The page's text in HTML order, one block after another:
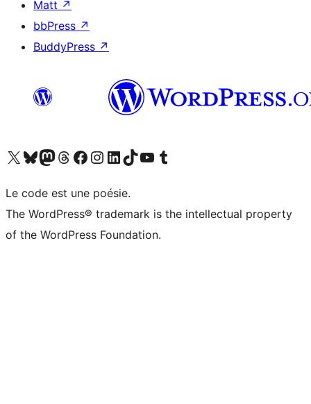
Matt ↗
bbPress ↗
BuddyPress ↗
Visitez notre compte X (précédemment Twitter)
Visiter notre compte Bluesky
Visiter notre compte Mastodon
Visiter notre compte Threads
Consulter notre compte Facebook
Consulter notre compte Instagram
Consulter notre compte LinkedIn
Visiter notre compte TokTok
Visiter notre chaîne YouTube
Visiter notre compte Tumblr
Le code est une poésie.
The WordPress® trademark is the intellectual property
of the WordPress Foundation.